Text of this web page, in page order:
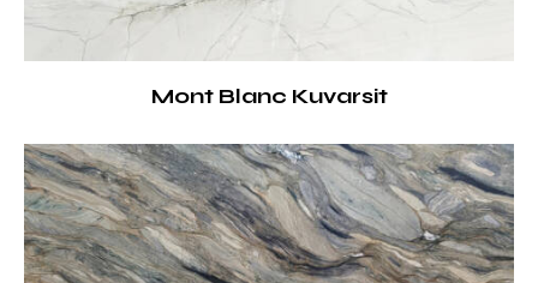
Mont Blanc Kuvarsit